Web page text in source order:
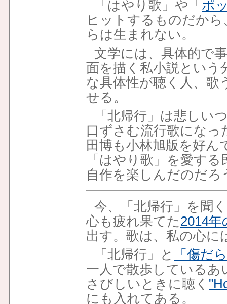
「はやり歌」や「 ポ
ヒットするものだか
らは生まれない。
文学には、具体的で
面を描く私小説という
な具体性が聴く人、歌
せる。
「北帰行」は悲しい
口ずさむ流行歌になっ
田博も小林旭版を好
「はやり歌」を愛す
自作を楽しんだのだろ
今、「北帰行」を聞
心も疲れ果てた2014年
出す。歌は、私の心に
「北帰行」と
「傷だ
一人で散歩している
さびしいときに聴く
にも入れてある。